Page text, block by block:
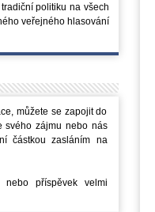
politiku na všech
veřejného hlasování
můžete se zapojit do
svého zájmu nebo nás
částkou zasláním na
příspěvek velmi